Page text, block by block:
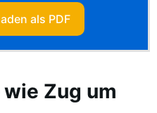
als PDF
Zug um